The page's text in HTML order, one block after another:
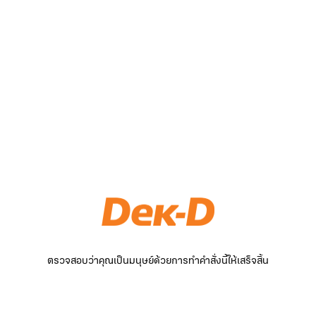
ตรวจสอบว่าคุณเป็นมนุษย์ด้วยการทำคำสั่งนี้ให้เสร็จสิ้น